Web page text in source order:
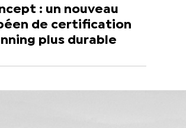
: un nouveau
de certification
plus durable